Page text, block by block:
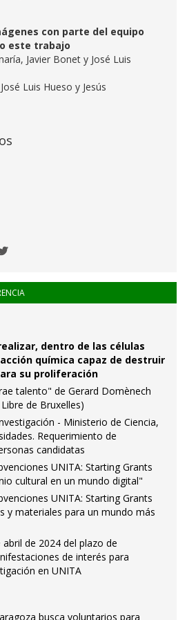
con parte del equipo
este trabajo
Javier Bonet y José Luis
Luis Hueso y Jesús
dentro de las células
química capaz de destruir
su proliferación
talento" de Gerard Domènech
de Bruxelles)
- Ministerio de Ciencia,
Requerimiento de
candidatas
UNITA: Starting Grants
cultural en un mundo digital"
UNITA: Starting Grants
y materiales para un mundo más
de 2024 del plazo de
de interés para
en UNITA
busca voluntarios para